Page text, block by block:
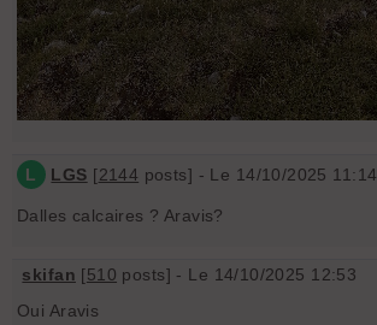
L LGS [2144 posts] - Le 14/10/2025 11:14
Dalles calcaires ? Aravis?
skifan [510 posts] - Le 14/10/2025 12:53
Oui Aravis